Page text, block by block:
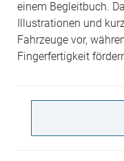
einem Begleitbuch.
Illustrationen und
Fahrzeuge vor,
Fingerfertigkeit